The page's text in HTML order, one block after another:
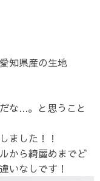
知県産の生地
な...。と思うこと
ました！！
から綺麗めまでど
いなしです！